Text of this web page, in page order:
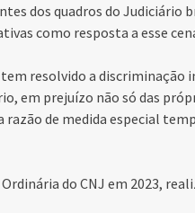
dos quadros do Judiciário
como resposta a esse
resolvido a discriminação
em prejuízo não só das
razão de medida especial
do CNJ em 2023,